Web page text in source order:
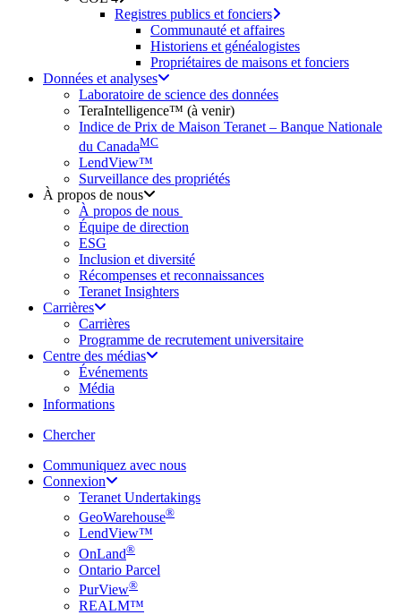
Registres publics et fonciers
Communauté et affaires
Historiens et généalogistes
Propriétaires de maisons et fonciers
Données et analyses
Laboratoire de science des données
TeraIntelligence™ (à venir)
Indice de Prix de Maison Teranet – Banque Nationale
du CanadaMC
LendView™
Surveillance des propriétés
À propos de nous
À propos de nous
Équipe de direction
ESG
Inclusion et diversité
Récompenses et reconnaissances
Teranet Insighters
Carrières
Carrières
Programme de recrutement universitaire
Centre des médias
Événements
Média
Informations
Cherchersearch
Communiquez avec nous
Connexion
Teranet Undertakings
GeoWarehouse®
LendView™
OnLand®
Ontario Parcel
PurView®
REALM™